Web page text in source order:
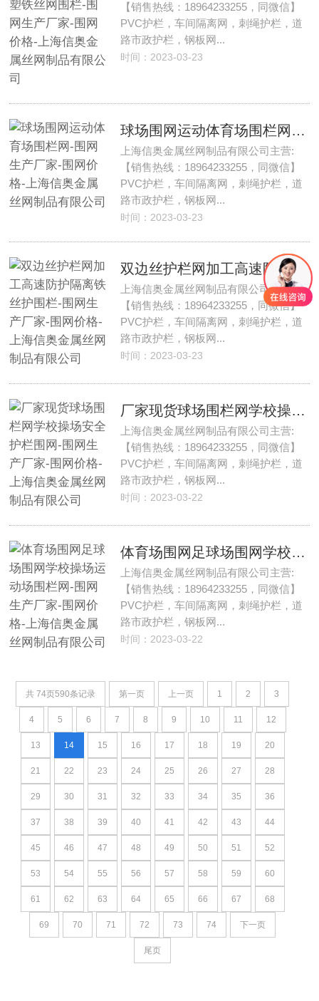
【销售热线：18964233255，同微信】
PVC护栏，车间隔离网，刺绳护栏，道
路市政护栏，钢板网...
时间：2023-03-23
球场围网运动体育场围栏网-围网生产厂家-围网价格-上海信奥金属丝网制品有限公司
上海信奥金属丝网制品有限公司主营:
【销售热线：18964233255，同微信】
PVC护栏，车间隔离网，刺绳护栏，道
路市政护栏，钢板网...
时间：2023-03-23
双边丝护栏网加工高速防护隔离铁丝护围栏-围网生产厂家-围网价格-上海信奥金属丝网制品有限公司
上海信奥金属丝网制品有限公司主营:
【销售热线：18964233255，同微信】
PVC护栏，车间隔离网，刺绳护栏，道
路市政护栏，钢板网...
时间：2023-03-23
厂家现货球场围栏网学校操场安全护栏围网-围网生产厂家-围网价格-上海信奥金属丝网制品有限公司
上海信奥金属丝网制品有限公司主营:
【销售热线：18964233255，同微信】
PVC护栏，车间隔离网，刺绳护栏，道
路市政护栏，钢板网...
时间：2023-03-22
体育场围网足球场围网学校操场运动场围栏网-围网生产厂家-围网价格-上海信奥金属丝网制品有限公司
上海信奥金属丝网制品有限公司主营:
【销售热线：18964233255，同微信】
PVC护栏，车间隔离网，刺绳护栏，道
路市政护栏，钢板网...
时间：2023-03-22
共 74页590条记录 第一页 上一页 1 2 3
4 5 6 7 8 9 10 11 12
13 14 15 16 17 18 19 20
21 22 23 24 25 26 27 28
29 30 31 32 33 34 35 36
37 38 39 40 41 42 43 44
45 46 47 48 49 50 51 52
53 54 55 56 57 58 59 60
61 62 63 64 65 66 67 68
69 70 71 72 73 74 下一页
尾页